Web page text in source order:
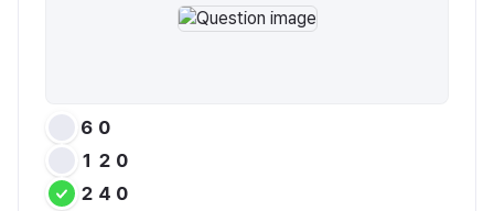
６０
１２０
２４０